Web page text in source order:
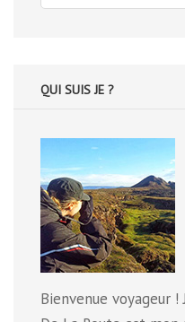
pour
QUI SUIS JE ?
Bienvenue voyageur